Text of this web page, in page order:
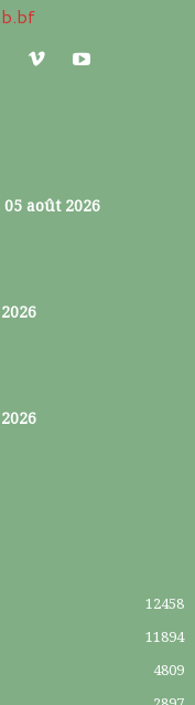
août 2026
12458
11894
4809